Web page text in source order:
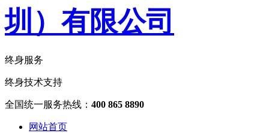
终身服务
终身技术支持
全国统一服务热线： 400 865 8890
网站首页